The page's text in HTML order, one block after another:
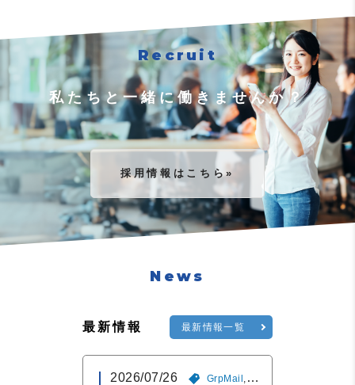
Recruit
私たちと一緒に働きませんか？
採用情報はこちら»
News
最新情報 最新情報一覧
2026/07/26 GrpMail WebFile